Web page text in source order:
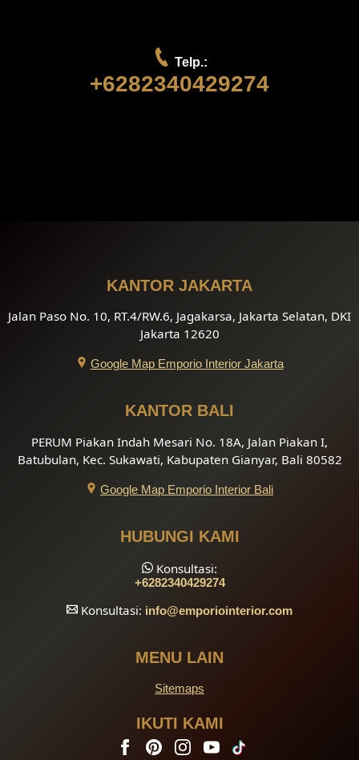
Telp.:
+6282340429274
KANTOR JAKARTA
Jalan Paso No. 10, RT.4/RW.6, Jagakarsa, Jakarta Selatan, DKI
Jakarta 12620
Google Map Emporio Interior Jakarta
KANTOR BALI
PERUM Piakan Indah Mesari No. 18A, Jalan Piakan I,
Batubulan, Kec. Sukawati, Kabupaten Gianyar, Bali 80582
Google Map Emporio Interior Bali
HUBUNGI KAMI
Konsultasi:
+6282340429274
Konsultasi: info@emporiointerior.com
MENU LAIN
Sitemaps
IKUTI KAMI